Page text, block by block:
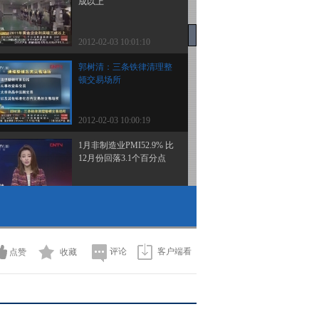
2012-02-03 10:01:10
郭树清：三条铁律清理整
顿交易场所
2012-02-03 10:00:19
1月非制造业PMI52.9% 比
12月份回落3.1个百分点
2012-02-03 09:56:25
央票连续四周停发
点赞 收藏 评论 客户端看